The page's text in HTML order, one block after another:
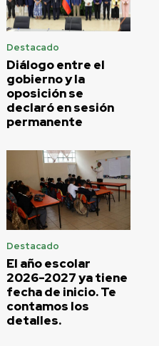
Destacado
Diálogo entre el
gobierno y la
oposición se
declaró en sesión
permanente
Destacado
El año escolar
2026-2027 ya tiene
fecha de inicio. Te
contamos los
detalles.